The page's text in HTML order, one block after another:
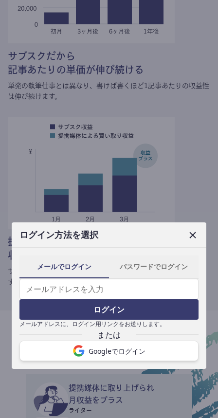
ログイン方法を選択
メールでログイン パスワードでログイン
ログイン
メールアドレスに、ログイン用リンクをお送りします。
Googleでログイン
サブスクだから
記事あたりの単価が伸び続ける
単発の執筆仕事とは異なり、 書けば書くほど1記事あたりの収益性
は伸び続けます。
提携媒体による記事買い取りで
収益がプラスされる
サブスク収益にメディアへの記事提供の売り上げをプラスできま
す。
収益イメージ
提携媒体に取り上げられ
月収益をプラス
ライター